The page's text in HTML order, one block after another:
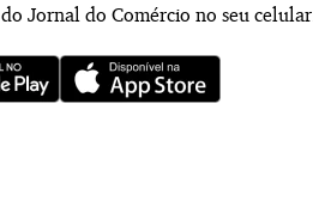
Jornal do Comércio no seu celular.